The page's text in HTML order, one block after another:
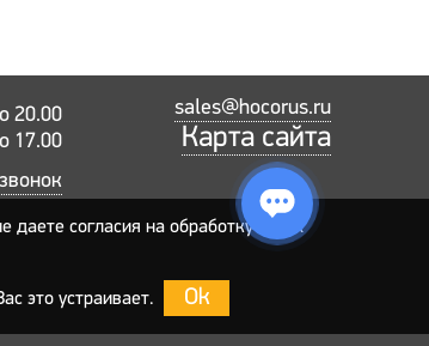
20.00
17.00
sales@hocorus.ru
Карта сайта
даете согласия на обработку своих
это устраивает. Ok